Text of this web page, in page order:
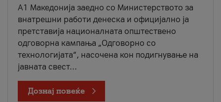
A1 Македонија заедно со Министерството за
внатрешни работи денеска и официјално ја
претставија националната општествено
одговорна кампања „Одговорно со
технологијата“, насочена кон подигнување на
јавната свест...
Дознај повеќе